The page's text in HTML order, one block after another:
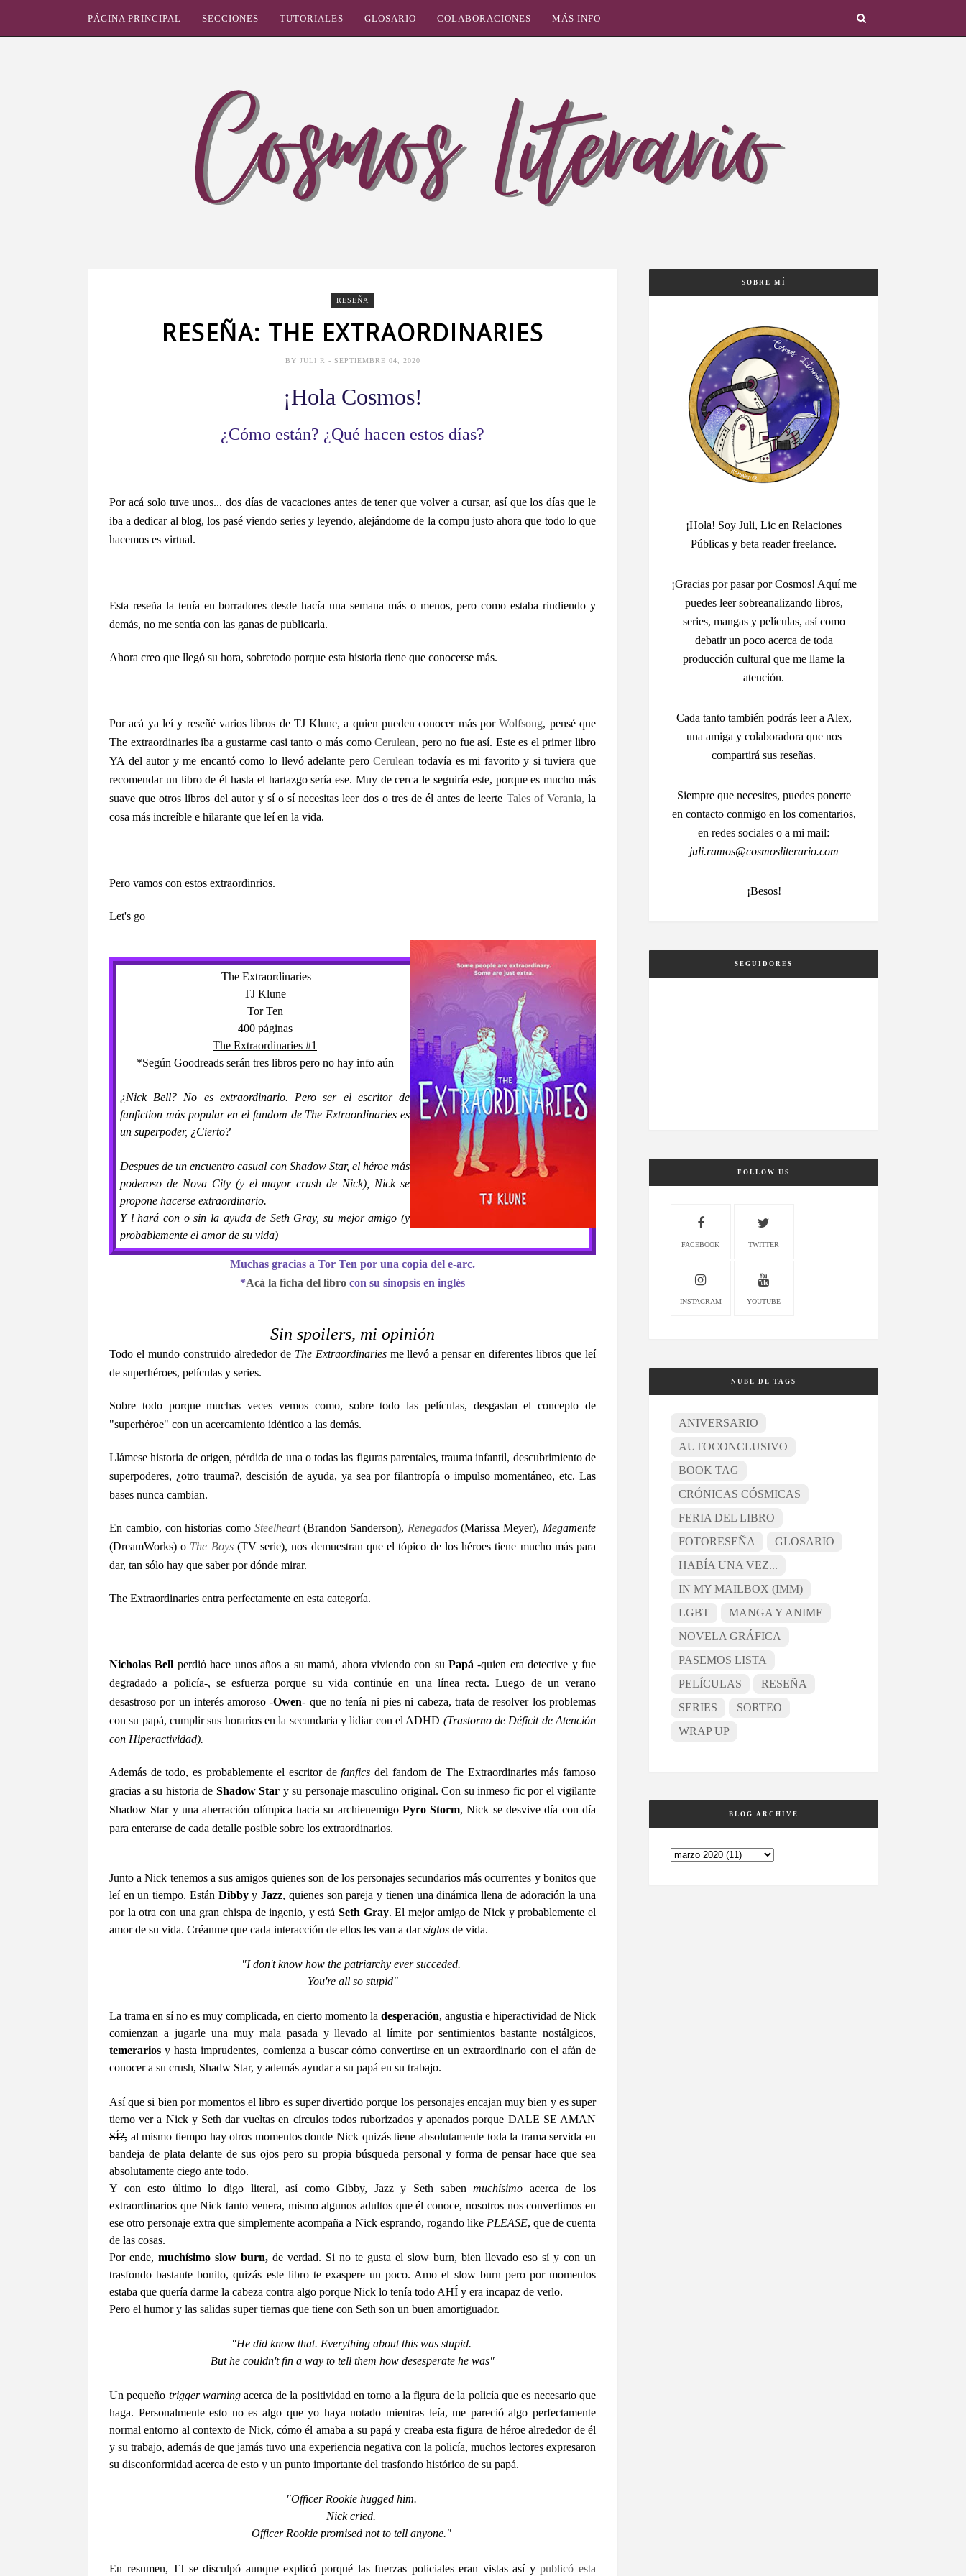
PÁGINA PRINCIPAL SECCIONES TUTORIALES GLOSARIO COLABORACIONES MÁS INFO
RESEÑA
RESEÑA: THE EXTRAORDINARIES
BY JULI R - SEPTIEMBRE 04, 2020
¡Hola Cosmos!
¿Cómo están? ¿Qué hacen estos días?
Por acá solo tuve unos... dos días de vacaciones antes de tener que volver a cursar, así que los días que le
iba a dedicar al blog, los pasé viendo series y leyendo, alejándome de la compu justo ahora que todo lo que
hacemos es virtual.
Esta reseña la tenía en borradores desde hacía una semana más o menos, pero como estaba rindiendo y
demás, no me sentía con las ganas de publicarla.
Ahora creo que llegó su hora, sobretodo porque esta historia tiene que conocerse más.
Por acá ya leí y reseñé varios libros de TJ Klune, a quien pueden conocer más porWolfsong, pensé que
The extraordinaries iba a gustarme casi tanto o más comoCerulean, pero no fue así. Este es el primer libro
YA del autor y me encantó como lo llevó adelante peroCerulean todavía es mi favorito y si tuviera que
recomendar un libro de él hasta el hartazgo sería ese. Muy de cerca le seguiría este, porque es mucho más
suave que otros libros del autor y sí o sí necesitas leer dos o tres de él antes de leerte Tales of Verania, la
cosa más increíble e hilarante que leí en la vida.
Pero vamos con estos extraordinrios.
Let's go
The Extraordinaries
TJ Klune
Tor Ten
400 páginas
The Extraordinaries #1
*Según Goodreads serán tres libros pero no hay info aún
¿Nick Bell? No es extraordinario. Pero ser el escritor de
fanfiction más popular en el fandom de The Extraordinaries es
un superpoder, ¿Cierto?
Despues de un encuentro casual con Shadow Star, el héroe más
poderoso de Nova City (y el mayor crush de Nick), Nick se
propone hacerse extraordinario.
Y l hará con o sin la ayuda de Seth Gray, su mejor amigo (y
probablemente el amor de su vida)
Muchas gracias a Tor Ten por una copia del e-arc.
*Acá la ficha del libro con su sinopsis en inglés
Sin spoilers, mi opinión
Todo el mundo construido alrededor de The Extraordinariesme llevó a pensar en diferentes libros que leí
de superhéroes, películas y series.
Sobre todo porque muchas veces vemos como, sobre todo las películas, desgastan el concepto de
"superhéroe" con un acercamiento idéntico a las demás.
Llámese historia de origen, pérdida de una o todas las figuras parentales, trauma infantil, descubrimiento de
superpoderes, ¿otro trauma?, descisión de ayuda, ya sea por filantropía o impulso momentáneo, etc. Las
bases nunca cambian.
En cambio, con historias comoSteelheart (Brandon Sanderson), Renegados(Marissa Meyer), Megamente
(DreamWorks) o The Boys(TV serie), nos demuestran que el tópico de los héroes tiene mucho más para
dar, tan sólo hay que saber por dónde mirar.
The Extraordinaries entra perfectamente en esta categoría.
Nicholas Bell perdió hace unos años a su mamá, ahora viviendo con suPapá-quien era detective y fue
degradado a policía-, se esfuerza porque su vida continúe en una línea recta. Luego de un verano
desastroso por un interés amoroso -Owen- que no tenía ni pies ni cabeza, trata de resolver los problemas
con su papá, cumplir sus horarios en la secundaria y lidiar con el ADHD (Trastorno de Déficit de Atención
con Hiperactividad).
Además de todo, es probablemente el escritor defanficsdel fandom de The Extraordinaries más famoso
gracias a su historia de Shadow Star y su personaje masculino original. Con su inmeso fic por el vigilante
Shadow Star y una aberración olímpica hacia su archienemigo Pyro Storm, Nick se desvive día con día
para enterarse de cada detalle posible sobre los extraordinarios.
Junto a Nick tenemos a sus amigos quienes son de los personajes secundarios más ocurrentes y bonitos que
leí en un tiempo. Están DibbyyJazz, quienes son pareja y tienen una dinámica llena de adoración la una
por la otra con una gran chispa de ingenio, y estáSeth Gray. El mejor amigo de Nick y probablemente el
amor de su vida. Créanme que cada interacción de ellos les van a darsiglos de vida.
"I don't know how the patriarchy ever succeded.
You're all so stupid"
La trama en sí no es muy complicada, en cierto momento la desperación, angustia e hiperactividad de Nick
comienzan a jugarle una muy mala pasada y llevado al límite por sentimientos bastante nostálgicos,
temerariosy hasta imprudentes, comienza a buscar cómo convertirse en un extraordinario con el afán de
conocer a su crush, Shadw Star, y además ayudar a su papá en su trabajo.
Así que si bien por momentos el libro es super divertido porque los personajes encajan muy bien y es super
tierno ver a Nick y Seth dar vueltas en círculos todos ruborizados y apenadosporque DALE SE AMAN
SÍ?, al mismo tiempo hay otros momentos donde Nick quizás tiene absolutamente toda la trama servida en
bandeja de plata delante de sus ojos pero su propia búsqueda personal y forma de pensar hace que sea
absolutamente ciego ante todo.
Y con esto último lo digo literal, así como Gibby, Jazz y Seth sabenmuchísimo acerca de los
extraordinarios que Nick tanto venera, mismo algunos adultos que él conoce, nosotros nos convertimos en
ese otro personaje extra que simplemente acompaña a Nick esprando, rogando like PLEASE, que de cuenta
de las cosas.
Por ende, muchísimo slow burn, de verdad. Si no te gusta el slow burn, bien llevado eso sí y con un
trasfondo bastante bonito, quizás este libro te exaspere un poco. Amo el slow burn pero por momentos
estaba que quería darme la cabeza contra algo porque Nick lo tenía todo AHÍ y era incapaz de verlo.
Pero el humor y las salidas super tiernas que tiene con Seth son un buen amortiguador.
"He did know that. Everything about this was stupid.
But he couldn't fin a way to tell them how desesperate he was"
Un pequeño trigger warning acerca de la positividad en torno a la figura de la policía que es necesario que
haga. Personalmente esto no es algo que yo haya notado mientras leía, me pareció algo perfectamente
normal entorno al contexto de Nick, cómo él amaba a su papá y creaba esta figura de héroe alrededor de él
y su trabajo, además de que jamás tuvo una experiencia negativa con la policía, muchos lectores expresaron
su disconformidad acerca de esto y un punto importante del trasfondo histórico de su papá.
"Officer Rookie hugged him.
Nick cried.
Officer Rookie promised not to tell anyone."
En resumen, TJ se disculpó aunque explicó porqué las fuerzas policiales eran vistas así ypublicó esta
SOBRE MÍ
¡Hola! Soy Juli, Lic en Relaciones
Públicas y beta reader freelance.
¡Gracias por pasar por Cosmos! Aquí me
puedes leer sobreanalizando libros,
series, mangas y películas, así como
debatir un poco acerca de toda
producción cultural que me llame la
atención.
Cada tanto también podrás leer a Alex,
una amiga y colaboradora que nos
compartirá sus reseñas.
Siempre que necesites, puedes ponerte
en contacto conmigo en los comentarios,
en redes sociales o a mi mail:
juli.ramos@cosmosliterario.com
¡Besos!
SEGUIDORES
FOLLOW US
FACEBOOK TWITTER
INSTAGRAM YOUTUBE
NUBE DE TAGS
ANIVERSARIO
AUTOCONCLUSIVO
BOOK TAG
CRÓNICAS CÓSMICAS
FERIA DEL LIBRO
FOTORESEÑA
GLOSARIO
HABÍA UNA VEZ...
IN MY MAILBOX (IMM)
LGBT
MANGA Y ANIME
NOVELA GRÁFICA
PASEMOS LISTA
PELÍCULAS
RESEÑA
SERIES
SORTEO
WRAP UP
BLOG ARCHIVE